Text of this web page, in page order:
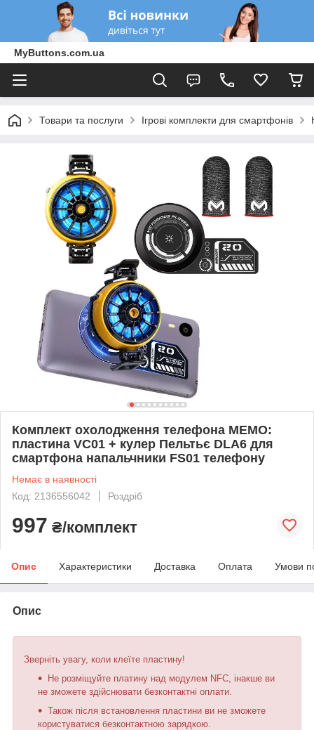
MyButtons.com.ua
Товари та послуги Ігрові комплекти для смартфонів
Комплект охолодження телефона MEMO:
пластина VC01 + кулер Пельтьє DLA6 для
смартфона напальчники FS01 телефону
Немає в наявності
Код: 2136556042
Роздріб
997 ₴/комплект
Опис Характеристики Доставка Оплата Умови
Опис
Зверніть увагу, коли клеїте пластину!
Не розміщуйте платину над модулем NFC, інакше ви
не зможете здійснювати безконтактні оплати.
Також після встановлення пластини ви не зможете
користуватися безконтактною зарядкою.